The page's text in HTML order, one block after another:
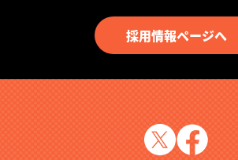
採用情報ページへ